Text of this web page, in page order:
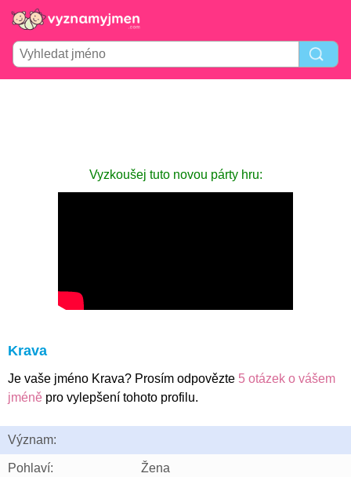
Vyzkoušej tuto novou párty hru:
Krava
Je vaše jméno Krava? Prosím odpovězte 5 otázek o vášem
jméně pro vylepšení tohoto profilu.
Význam:
Pohlaví: Žena